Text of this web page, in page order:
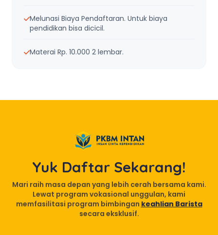
Melunasi Biaya Pendaftaran. Untuk biaya
pendidikan bisa dicicil.
Materai Rp. 10.000 2 lembar.
Yuk Daftar Sekarang!
Mari raih masa depan yang lebih cerah bersama kami.
Lewat program vokasional unggulan, kami
memfasilitasi program bimbingan keahlian Barista
secara eksklusif.